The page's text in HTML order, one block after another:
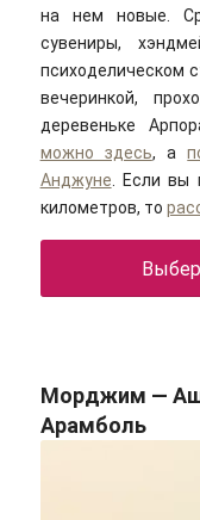
на нем новые.
сувениры,
психоделическом
вечеринкой,
деревеньке
можно здесь, а
Анджуне . Если вы
километров, то
Морджим —
Арамболь